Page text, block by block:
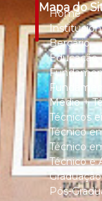
Mapa do
Home
Berçário
Educação
Médio +
Técnicos
Técnico
Técnico
Técnico e
Pós-